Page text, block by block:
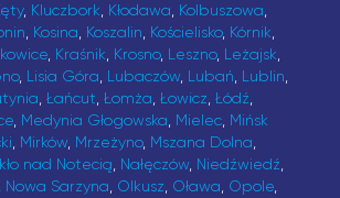
, Kluczbork, Kłodawa, Kolbuszowa,
, Kosina, Koszalin, Kościelisko, Kórnik,
, Kraśnik, Krosno, Leszno, Leżajsk,
, Lisia Góra, Lubaczów, Lubań, Lublin,
, Łańcut, Łomża, Łowicz, Łódź,
, Medynia Głogowska, Mielec, Mińsk
, Mirków, Mrzeżyno, Mszana Dolna,
nad Notecią, Nałęczów, Niedźwiedź,
, Nowa Sarzyna, Olkusz, Oława, Opole,